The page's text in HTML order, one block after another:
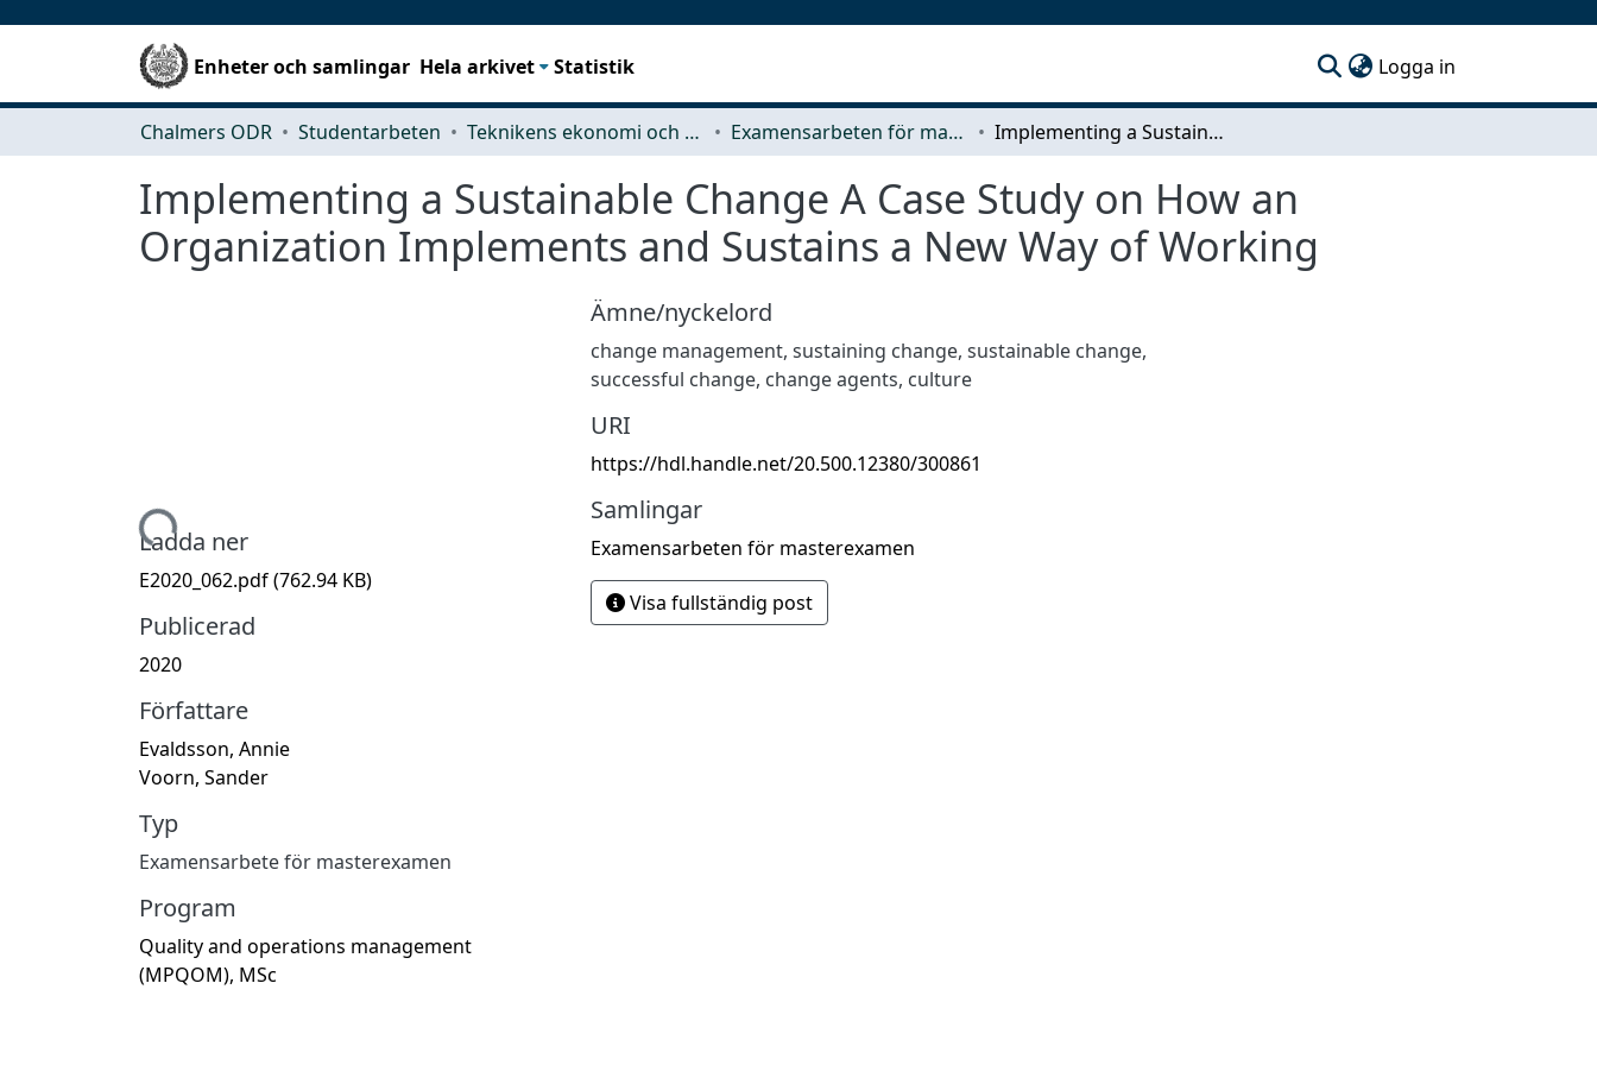
Enheter och samlingar Hela arkivet Statistik Logga in
Chalmers ODR Studentarbeten Teknikens ekonomi och organisation Examensarbeten för masterexamen Implementing a Sustainable Change A Case Study on How an Organization Implements and Sustains a New Way of Working
Implementing a Sustainable Change A Case Study on How an
Organization Implements and Sustains a New Way of Working
Hämtar...
Ladda ner
E2020_062.pdf(762.94 KB)
Publicerad
2020
Författare
Evaldsson, Annie
Voorn, Sander
Typ
Examensarbete för masterexamen
Program
Quality and operations management
(MPQOM), MSc
Ämne/nyckelord
change management, sustaining change, sustainable change,
successful change, change agents, culture
URI
https://hdl.handle.net/20.500.12380/300861
Samlingar
Examensarbeten för masterexamen
Visa fullständig post